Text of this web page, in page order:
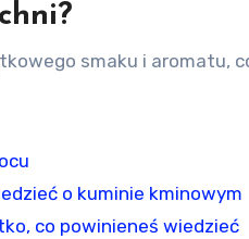
smaku i aromatu,
o kuminie kminowym
co powinieneś wiedzieć